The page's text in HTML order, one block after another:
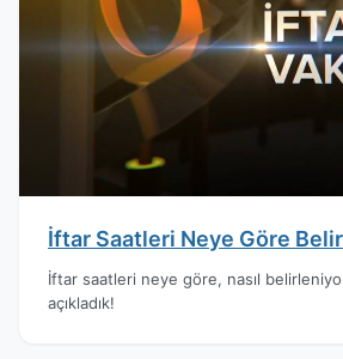
İftar Saatleri Neye Göre
İftar saatleri neye göre, nasıl
açıkladık!